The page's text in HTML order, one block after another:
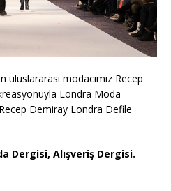
uluslararası modacımız Recep
Londra Moda
Recep Demiray Londra Defile
Dergisi, Alışveriş Dergisi.